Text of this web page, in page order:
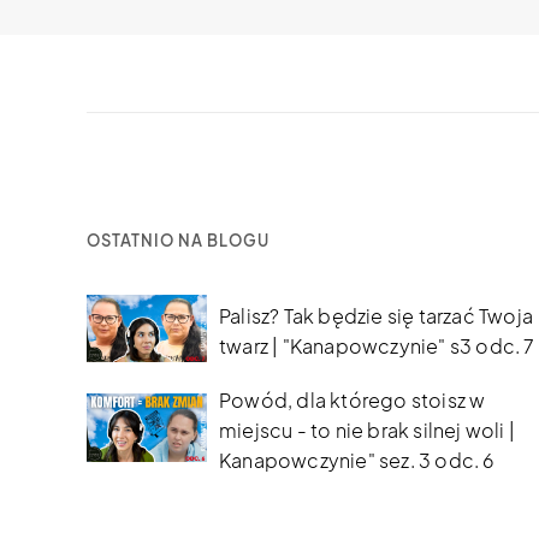
OSTATNIO NA BLOGU
Palisz? Tak będzie się tarzać Twoja
twarz | "Kanapowczynie" s3 odc. 7
Powód, dla którego stoisz w
miejscu - to nie brak silnej woli |
Kanapowczynie" sez. 3 odc. 6